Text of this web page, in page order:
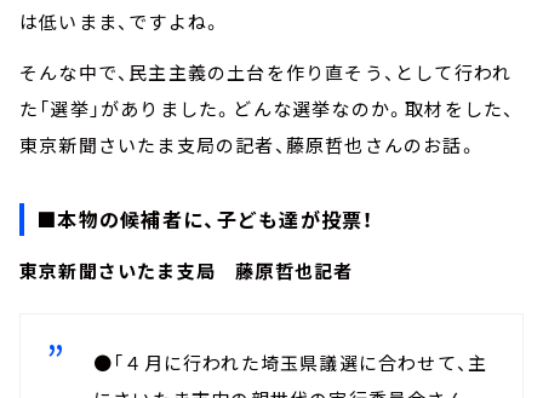
は低いまま、ですよね。
そんな中で、民主主義の土台を作り直そう、として行われ
た「選挙」がありました。どんな選挙なのか。取材をした、
東京新聞さいたま支局の記者、藤原哲也さんのお話。
■本物の候補者に、子ども達が投票！
東京新聞さいたま支局 藤原哲也記者
●「４月に行われた埼玉県議選に合わせて、主